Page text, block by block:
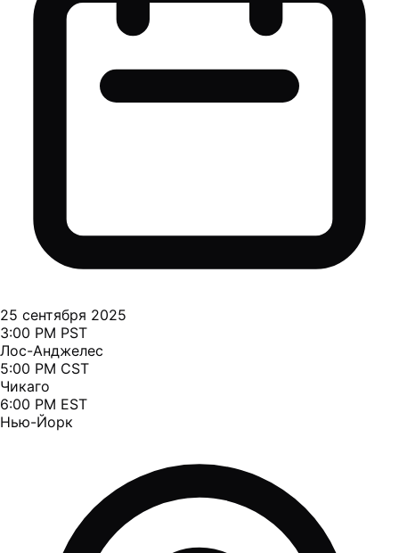
25 сентября 2025
3:00 PM PST
Лос-Анджелес
5:00 PM CST
Чикаго
6:00 PM EST
Нью-Йорк